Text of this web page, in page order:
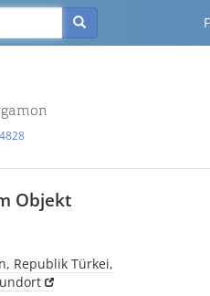
Objekt
Republik Türkei,